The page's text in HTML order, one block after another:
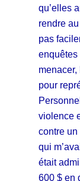
qu’elles
rendre
pas
enquêtes
pour
violence
contre
qui
était
600 $ en